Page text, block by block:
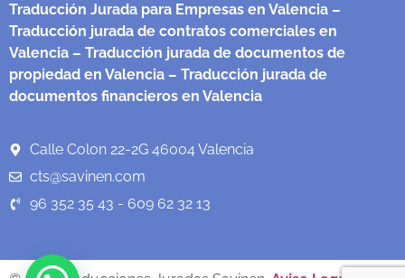
Traducción Jurada para Empresas en Valencia –
Traducción jurada de contratos comerciales en
Valencia – Traducción jurada de documentos de
propiedad en Valencia – Traducción jurada de
documentos financieros en Valencia
Calle Colon 22-2G 46004 Valencia
cts@savinen.com
96 352 35 43 - 609 62 32 13